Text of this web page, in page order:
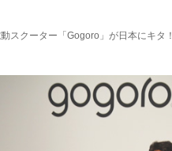
動スクーター「Gogoro」が日本にキ